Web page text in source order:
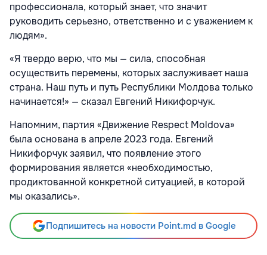
профессионала, который знает, что значит
руководить серьезно, ответственно и с уважением к
людям».
«Я твердо верю, что мы — сила, способная
осуществить перемены, которых заслуживает наша
страна. Наш путь и путь Республики Молдова только
начинается!» — сказал Евгений Никифорчук.
Напомним, партия «Движение Respect Moldova»
была основана в апреле 2023 года. Евгений
Никифорчук заявил, что появление этого
формирования является «необходимостью,
продиктованной конкретной ситуацией, в которой
мы оказались».
Подпишитесь на новости Point.md в Google